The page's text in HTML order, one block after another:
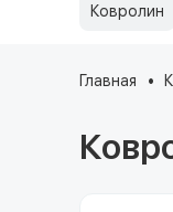
Ковролин
Главная